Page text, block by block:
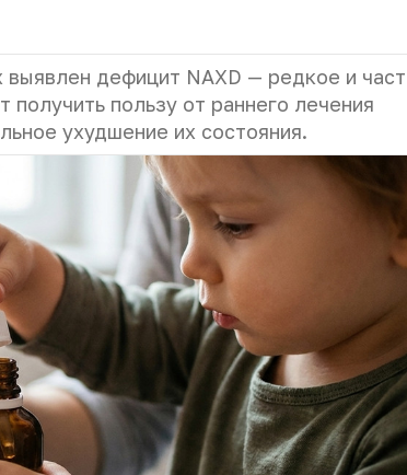
дефицит NAXD — редкое и
пользу от раннего лечения
ухудшение их состояния.